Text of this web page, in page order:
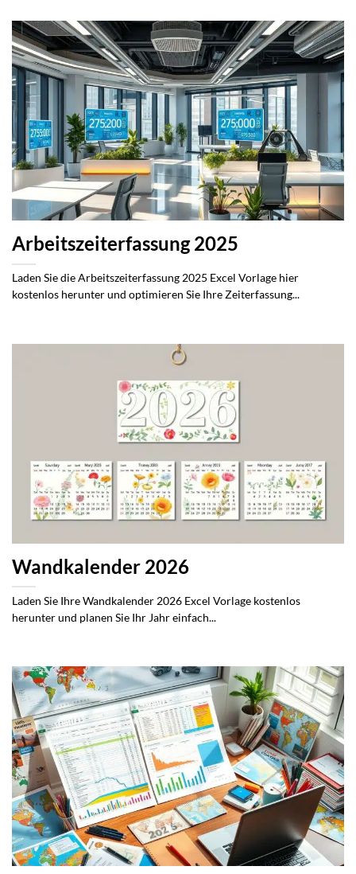
Arbeitszeiterfassung 2025
Laden Sie die Arbeitszeiterfassung 2025 Excel Vorlage hier
kostenlos herunter und optimieren Sie Ihre Zeiterfassung...
Wandkalender 2026
Laden Sie Ihre Wandkalender 2026 Excel Vorlage kostenlos
herunter und planen Sie Ihr Jahr einfach...